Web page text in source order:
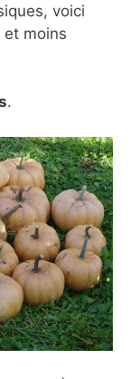
voici
moins
.